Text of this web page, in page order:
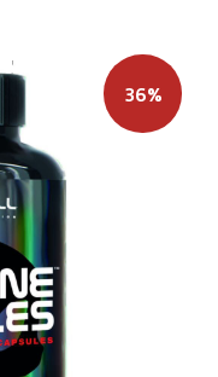
36%